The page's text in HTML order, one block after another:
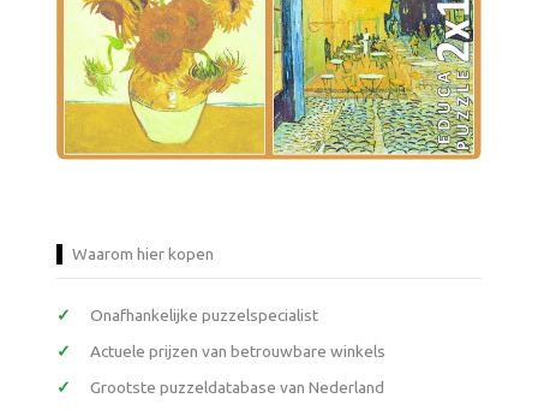
Waarom hier kopen
Onafhankelijke puzzelspecialist
Actuele prijzen van betrouwbare winkels
Grootste puzzeldatabase van Nederland